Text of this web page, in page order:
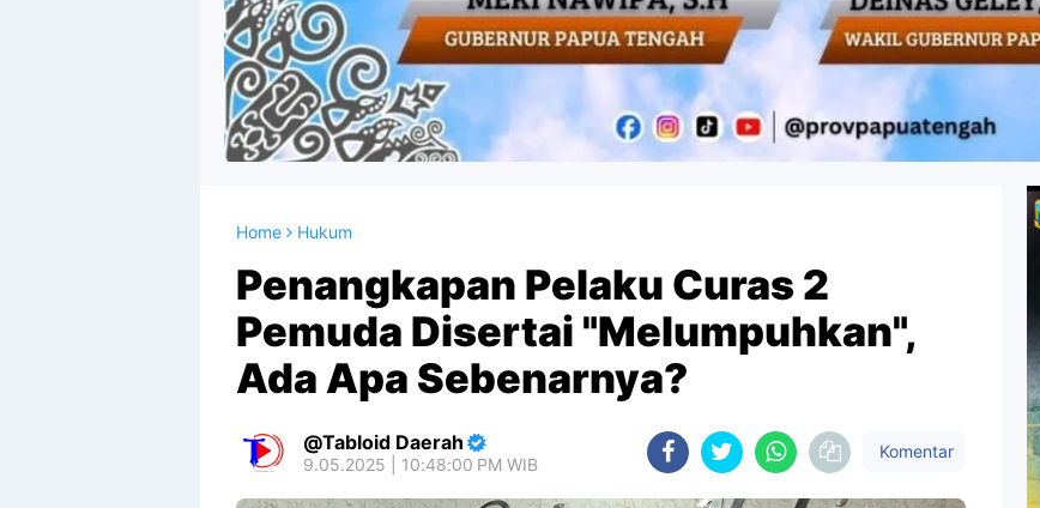
Home Hukum
Penangkapan Pelaku Curas 2
Pemuda Disertai "Melumpuhkan",
Ada Apa Sebenarnya?
Tabloid Daerah
9.05.2025 | 10:48:00 PM WIB
Komentar